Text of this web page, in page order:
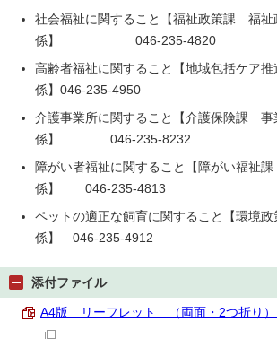
社会福祉に関すること【福祉政策課 福祉
係】 046-235-4820
高齢者福祉に関すること【地域包括ケア
係】046-235-4950
介護事業所に関すること【介護保険課 事
係】 046-235-8232
障がい者福祉に関すること【障がい福祉
係】 046-235-4813
ペットの適正な飼育に関すること【環境
係】 046-235-4912
添付ファイル
A4版 リーフレット （両面・2つ折り）